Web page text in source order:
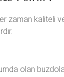
zaman kaliteli
olan